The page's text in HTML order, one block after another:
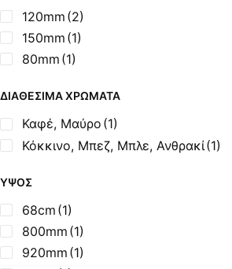
Σόμπες Πετρελαίου (Alfatherm)
Σόμπες Πετρελαίου (Asikis Super
Σόμπες Πετρελαίου (Assos)
Σόμπες Πετρελαίου (StarStoves)
Σόμπες Πετρελαίου (ΟΒΕΛ)
Σόμπες Πετρελαίου Αερόθερμες
Σόμπες Πετρελαίου Αερόθερμες Ρ
Σούβλες - Εργαλεία Ψησίματος BBQ
Σχάρες Ψησίματος
Σωλήνες (Μπουριά), Εξαρτήματα
120mm (2)
150mm (1)
80mm (1)
ΔΙΑΘΈΣΙΜΑ ΧΡΏΜΑΤΑ
Καφέ, Μαύρο (1)
Κόκκινο, Μπεζ, Μπλε, Ανθρακί(1)
ΎΨΟΣ
68cm (1)
800mm (1)
920mm (1)